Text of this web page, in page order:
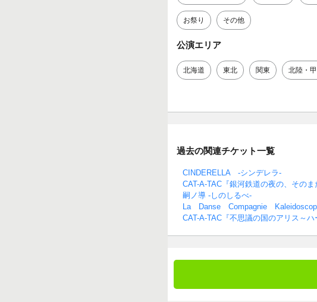
お祭り その他
公演エリア
北海道 東北 関東 北陸・
過去の関連チケット一覧
CINDERELLA -シンデレラ-
CAT-A-TAC『銀河鉄道の夜の、そのま
嗣ノ導 -しのしるべ-
La Danse Compagnie
CAT-A-TAC『不思議の国のアリス～ハ